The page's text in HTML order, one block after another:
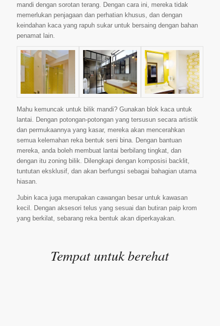
mandi dengan sorotan terang. Dengan cara ini, mereka tidak
memerlukan penjagaan dan perhatian khusus, dan dengan
keindahan kaca yang rapuh sukar untuk bersaing dengan bahan
penamat lain.
Mahu kemuncak untuk bilik mandi? Gunakan blok kaca untuk
lantai. Dengan potongan-potongan yang tersusun secara artistik
dan permukaannya yang kasar, mereka akan mencerahkan
semua kelemahan reka bentuk seni bina. Dengan bantuan
mereka, anda boleh membuat lantai berbilang tingkat, dan
dengan itu zoning bilik. Dilengkapi dengan komposisi backlit,
tuntutan eksklusif, dan akan berfungsi sebagai bahagian utama
hiasan.
Jubin kaca juga merupakan cawangan besar untuk kawasan
kecil. Dengan aksesori telus yang sesuai dan butiran paip krom
yang berkilat, sebarang reka bentuk akan diperkayakan.
Tempat untuk berehat